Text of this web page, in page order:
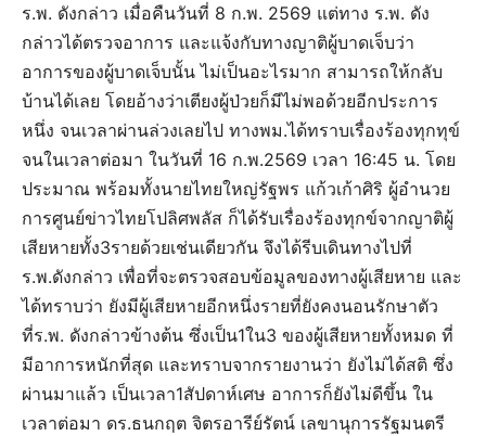
ร.พ. ดังกล่าว เมื่อคืนวันที่ 8 ก.พ. 2569 แต่ทาง ร.พ. ดัง
กล่าวได้ตรวจอาการ และแจ้งกับทางญาติผู้บาดเจ็บว่า
อาการของผู้บาดเจ็บนั้น ไม่เป็นอะไรมาก สามารถให้กลับ
บ้านได้เลย โดยอ้างว่าเตียงผู้ป่วยก็มีไม่พอด้วยอีกประการ
หนึ่ง จนเวลาผ่านล่วงเลยไป ทางพม.ได้ทราบเรื่องร้องทุกทุข์
จนในเวลาต่อมา ในวันที่ 16 ก.พ.2569 เวลา 16:45 น. โดย
ประมาณ พร้อมทั้งนายไทยใหญ่รัฐพร แก้วเก้าศิริ ผู้อำนวย
การศูนย์ข่าวไทยโปลิศพลัส ก็ได้รับเรื่องร้องทุกข์จากญาติผู้
เสียหายทั้ง3รายด้วยเช่นเดียวกัน จึงได้รีบเดินทางไปที่
ร.พ.ดังกล่าว เพื่อที่จะตรวจสอบข้อมูลของทางผู้เสียหาย และ
ได้ทราบว่า ยังมีผู้เสียหายอีกหนึ่งรายที่ยังคงนอนรักษาตัว
ที่ร.พ. ดังกล่าวข้างต้น ซึ่งเป็น1ใน3 ของผู้เสียหายทั้งหมด ที่
มีอาการหนักที่สุด และทราบจากรายงานว่า ยังไม่ได้สติ ซึ่ง
ผ่านมาแล้ว เป็นเวลา1สัปดาห์เศษ อาการก็ยังไม่ดีขึ้น ใน
เวลาต่อมา ดร.ธนกฤต จิตรอารีย์รัตน์ เลขานุการรัฐมนตรี